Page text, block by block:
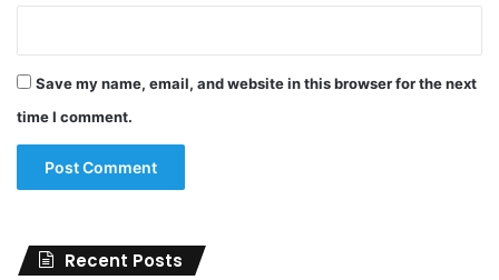
Save my name, email, and website in this browser for the next
time I comment.
Recent Posts